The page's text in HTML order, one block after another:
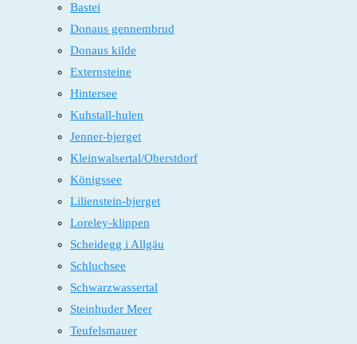
Bastei
Donaus gennembrud
Donaus kilde
Externsteine
Hintersee
Kuhstall-hulen
Jenner-bjerget
Kleinwalsertal/Oberstdorf
Königssee
Lilienstein-bjerget
Loreley-klippen
Scheidegg i Allgäu
Schluchsee
Schwarzwassertal
Steinhuder Meer
Teufelsmauer